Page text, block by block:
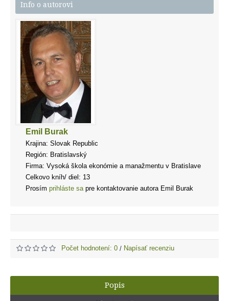
Info o autorovi
Emil Burak
Krajina: Slovak Republic
Región: Bratislavský
Firma: Vysoká škola ekonómie a manažmentu v Bratislave
Celkovo kníh/ diel: 13
Prosím prihláste sapre kontaktovanie autora Emil Burak
Počet hodnotení: 0 / Napísať recenziu
Popis